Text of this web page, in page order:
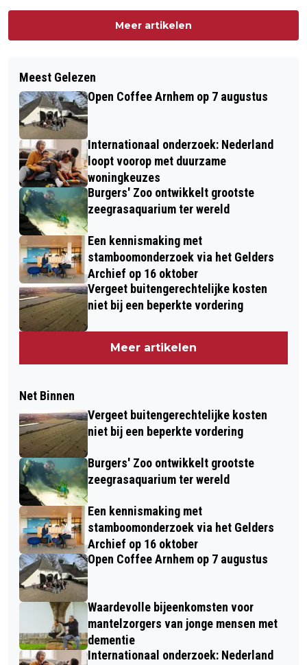
Meer artikelen
Meest Gelezen
Open Coffee Arnhem op 7 augustus
Internationaal onderzoek: Nederland
loopt voorop met duurzame
woningkeuzes
Burgers' Zoo ontwikkelt grootste
zeegrasaquarium ter wereld
Een kennismaking met
stamboomonderzoek via het Gelders
Archief op 16 oktober
Vergeet buitengerechtelijke kosten
niet bij een beperkte vordering
Meer artikelen
Net Binnen
Vergeet buitengerechtelijke kosten
niet bij een beperkte vordering
Burgers' Zoo ontwikkelt grootste
zeegrasaquarium ter wereld
Een kennismaking met
stamboomonderzoek via het Gelders
Archief op 16 oktober
Open Coffee Arnhem op 7 augustus
Waardevolle bijeenkomsten voor
mantelzorgers van jonge mensen met
dementie
Internationaal onderzoek: Nederland